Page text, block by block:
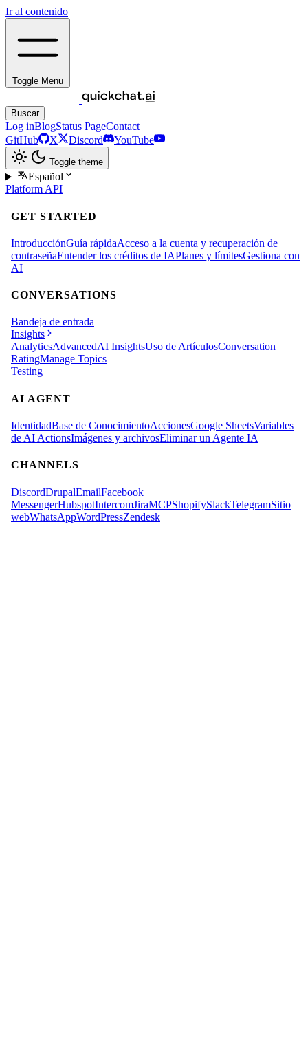
Ir al contenido
Toggle Menu
Buscar
Log inBlogStatus PageContact
GitHub
X Discord YouTube
Toggle theme
Español
Platform API
GET STARTED
IntroducciónGuía rápidaAcceso a la cuenta y recuperación de
contraseñaEntender los créditos de IAPlanes y límitesGestiona con
AI
CONVERSATIONS
Bandeja de entrada
Insights
AnalyticsAdvancedAI InsightsUso de ArtículosConversation
RatingManage Topics
Testing
AI AGENT
IdentidadBase de ConocimientoAccionesGoogle SheetsVariables
de AI ActionsImágenes y archivosEliminar un Agente IA
CHANNELS
DiscordDrupalEmailFacebook
MessengerHubspotIntercomJiraMCPShopifySlackTelegramSitio
webWhatsAppWordPressZendesk